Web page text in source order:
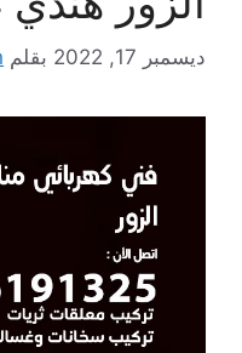
ديسمبر 17, 2022 بقلم